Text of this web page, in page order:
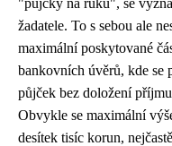
"půjčky na ruku", se
žadatele. To s sebou ale
maximální poskytované
bankovních úvěrů, kde se
půjček bez doložení
Obvykle se maximální
desítek tisíc korun,